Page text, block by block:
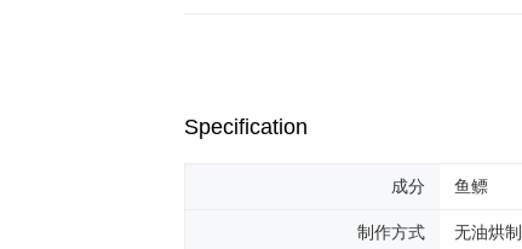
Specification
成分 鱼鳔
制作方式 无油烘制